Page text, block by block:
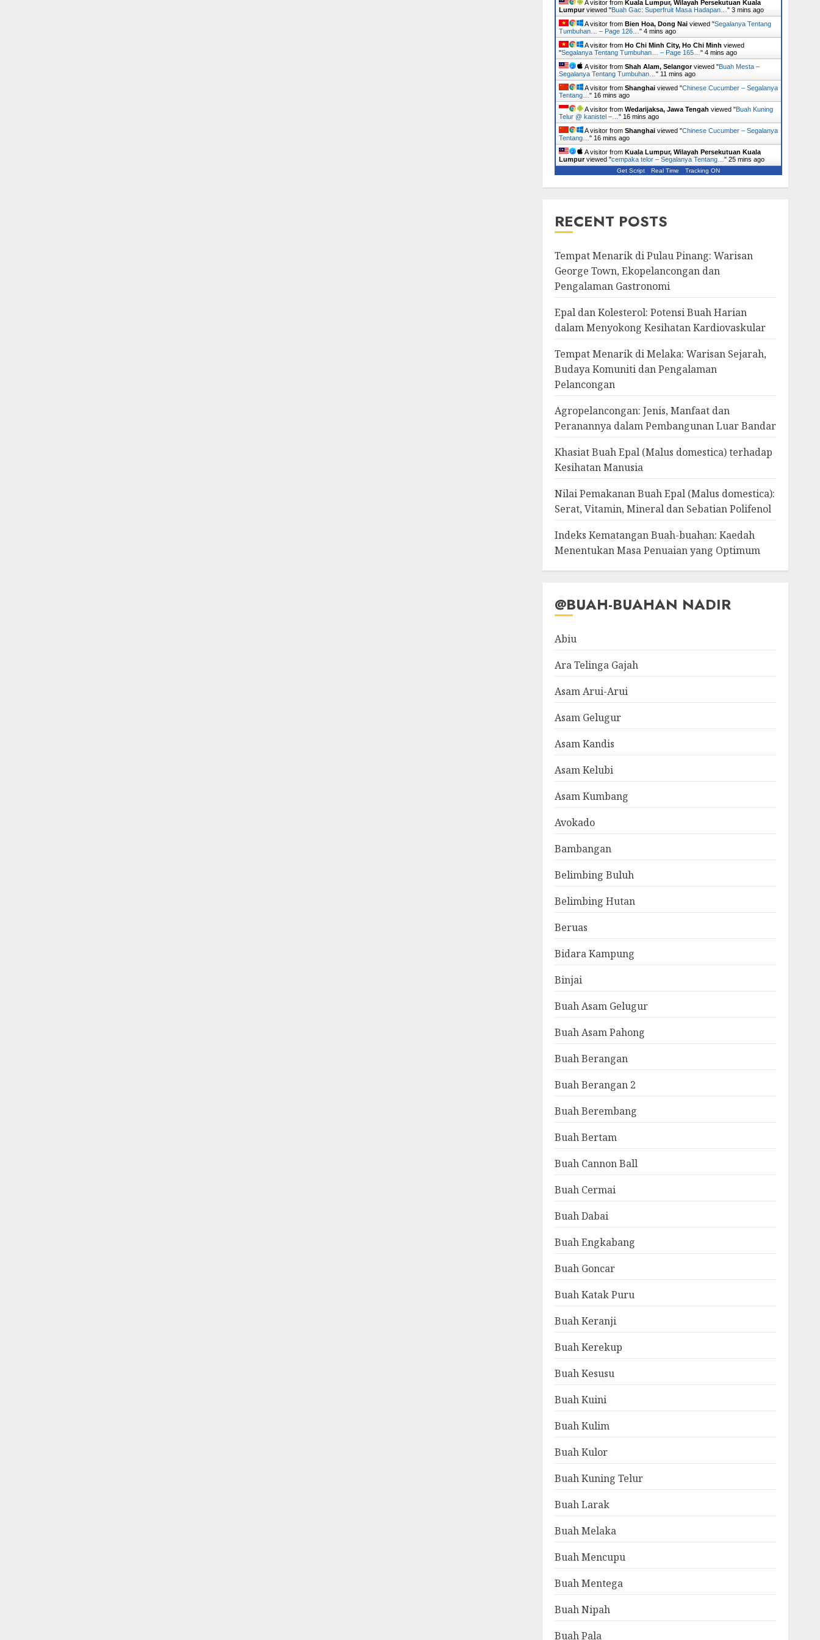
A visitor from Kuala Lumpur, Wilayah Persekutuan Kuala
Lumpurviewed "Buah Gac: Superfruit Masa Hadapan… " 3 mins ago
A visitor from Bien Hoa, Dong Naiviewed "Segalanya Tentang
Tumbuhan… – Page 126… " 4 mins ago
A visitor from Ho Chi Minh City, Ho Chi Minh viewed
"Segalanya Tentang Tumbuhan… – Page 165… " 4 mins ago
A visitor from Shah Alam, Selangorviewed "Buah Mesta –
Segalanya Tentang Tumbuhan… " 11 mins ago
A visitor from Shanghaiviewed "Chinese Cucumber – Segalanya
Tentang… " 16 mins ago
A visitor from Wedarijaksa, Jawa Tengah viewed "Buah Kuning
Telur @ kanistel –… " 16 mins ago
A visitor from Shanghaiviewed "Chinese Cucumber – Segalanya
Tentang… " 16 mins ago
A visitor from Kuala Lumpur, Wilayah Persekutuan Kuala
Lumpurviewed "cempaka telor – Segalanya Tentang… " 25 mins ago
Get Script Real Time Tracking ON
RECENT POSTS
Tempat Menarik di Pulau Pinang: Warisan
George Town, Ekopelancongan dan
Pengalaman Gastronomi
Epal dan Kolesterol: Potensi Buah Harian
dalam Menyokong Kesihatan Kardiovaskular
Tempat Menarik di Melaka: Warisan Sejarah,
Budaya Komuniti dan Pengalaman
Pelancongan
Agropelancongan: Jenis, Manfaat dan
Peranannya dalam Pembangunan Luar Bandar
Khasiat Buah Epal (Malus domestica) terhadap
Kesihatan Manusia
Nilai Pemakanan Buah Epal (Malus domestica):
Serat, Vitamin, Mineral dan Sebatian Polifenol
Indeks Kematangan Buah-buahan: Kaedah
Menentukan Masa Penuaian yang Optimum
@BUAH-BUAHAN NADIR
Abiu
Ara Telinga Gajah
Asam Arui-Arui
Asam Gelugur
Asam Kandis
Asam Kelubi
Asam Kumbang
Avokado
Bambangan
Belimbing Buluh
Belimbing Hutan
Beruas
Bidara Kampung
Binjai
Buah Asam Gelugur
Buah Asam Pahong
Buah Berangan
Buah Berangan 2
Buah Berembang
Buah Bertam
Buah Cannon Ball
Buah Cermai
Buah Dabai
Buah Engkabang
Buah Goncar
Buah Katak Puru
Buah Keranji
Buah Kerekup
Buah Kesusu
Buah Kuini
Buah Kulim
Buah Kulor
Buah Kuning Telur
Buah Larak
Buah Melaka
Buah Mencupu
Buah Mentega
Buah Nipah
Buah Pala